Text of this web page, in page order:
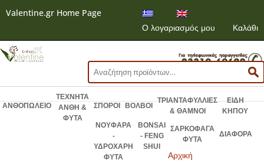
Valentine.gr Home Page
Ο λογαριασμός μου
Καλάθι
Αναζήτηση
για:
ΑΝΘΟΠΩΛΕΙΟ
ΤΕΧΝΗΤΑ
ΑΝΘΗ &
ΦΥΤΑ
ΣΠΟΡΟΙ ΒΟΛΒΟΙ
ΤΡΙΑΝΤΑΦΥΛΛΙΕΣ
& ΘΑΜΝΟΙ
ΕΙΔΗ
ΚΗΠΟΥ
ΝΟΥΦΑΡΑ
-
ΥΔΡΟΧΑΡΗ
ΦΥΤΑ
BONSAI
- FENG
SHUI
ΣΑΡΚΟΦΑΓΑ
ΦΥΤΑ
ΔΙΑΦΟΡΑ
Αρχική